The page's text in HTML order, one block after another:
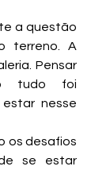
a questão
terreno. A
Pensar
tudo foi
nesse
os desafios
se estar